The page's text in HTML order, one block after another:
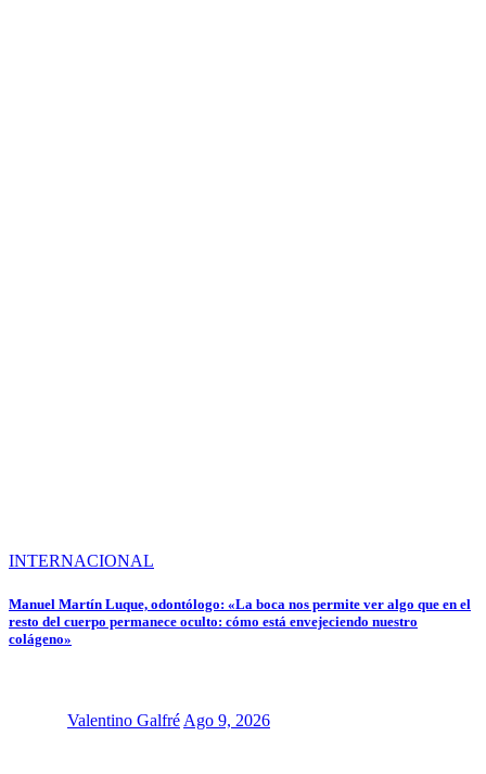
INTERNACIONAL
Manuel Martín Luque, odontólogo: «La boca nos permite ver algo que en el
resto del cuerpo permanece oculto: cómo está envejeciendo nuestro
colágeno»
Valentino Galfré Ago 9, 2026